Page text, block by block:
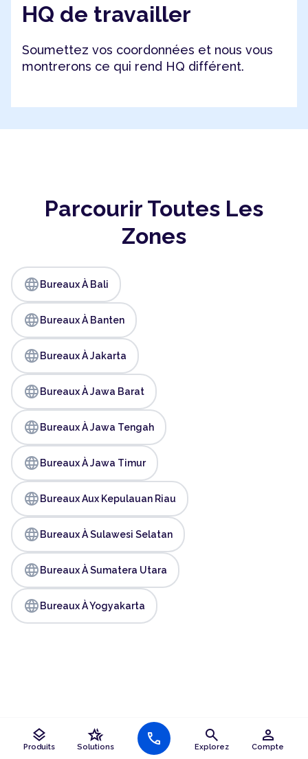
layers
Produits
hotel_class
Solutions call search
Explorez
person
Compte
HQ de travailler
Soumettez vos coordonnées et nous vous
montrerons ce qui rend HQ différent.
Parcourir Toutes Les
Zones
language Bureaux À Bali
language Bureaux À Banten
language Bureaux À Jakarta
language Bureaux À Jawa Barat
language Bureaux À Jawa Tengah
language Bureaux À Jawa Timur
language Bureaux Aux Kepulauan Riau
language Bureaux À Sulawesi Selatan
language Bureaux À Sumatera Utara
language Bureaux À Yogyakarta
Les contrats HQ ne sont pas des contrats de location,
des baux ou des occupations locatives. Les références